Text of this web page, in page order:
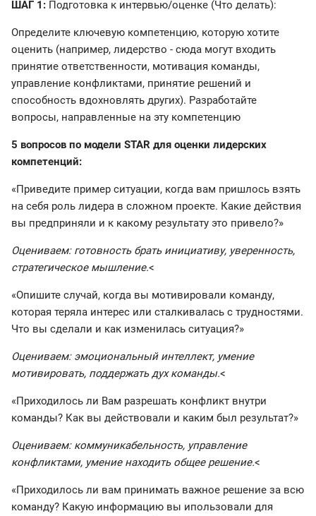
ШАГ 1: Подготовка к интервью/оценке (Что делать):
Определите ключевую компетенцию, которую хотите
оценить (например, лидерство - сюда могут входить
принятие ответственности, мотивация команды,
управление конфликтами, принятие решений и
способность вдохновлять других). Разработайте
вопросы, направленные на эту компетенцию
5 вопросов по модели STAR для оценки лидерских
компетенций:
«Приведите пример ситуации, когда вам пришлось взять
на себя роль лидера в сложном проекте. Какие действия
вы предприняли и к какому результату это привело?»
Оцениваем: готовность брать инициативу, уверенность,
стратегическое мышление.<
«Опишите случай, когда вы мотивировали команду,
которая теряла интерес или сталкивалась с трудностями.
Что вы сделали и как изменилась ситуация?»
Оцениваем: эмоциональный интеллект, умение
мотивировать, поддержать дух команды.<
«Приходилось ли Вам разрешать конфликт внутри
команды? Как вы действовали и каким был результат?»
Оцениваем: коммуникабельность, управление
конфликтами, умение находить общее решение.<
«Приходилось ли вам принимать важное решение за всю
команду? Какую информацию вы ипользовали для